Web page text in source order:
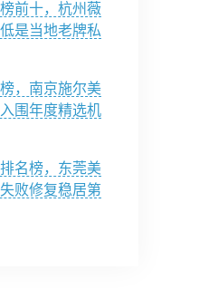
前十，杭州薇
是当地老牌私
，南京施尔美
围年度精选机
名榜，东莞美
败修复稳居第